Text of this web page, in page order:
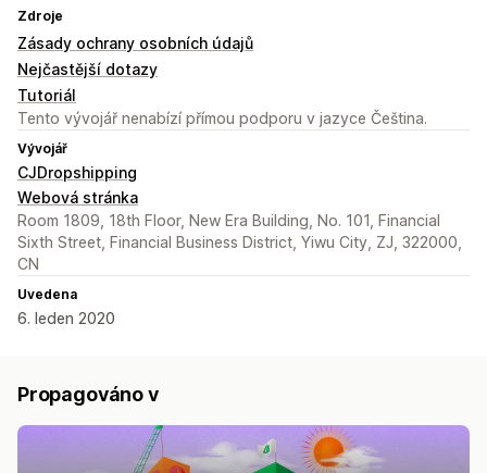
Zdroje
Zásady ochrany osobních údajů
Nejčastější dotazy
Tutoriál
Tento vývojář nenabízí přímou podporu v jazyce Čeština.
Vývojář
CJDropshipping
Webová stránka
Room 1809, 18th Floor, New Era Building, No. 101, Financial
Sixth Street, Financial Business District, Yiwu City, ZJ, 322000,
CN
Uvedena
6. leden 2020
Propagováno v